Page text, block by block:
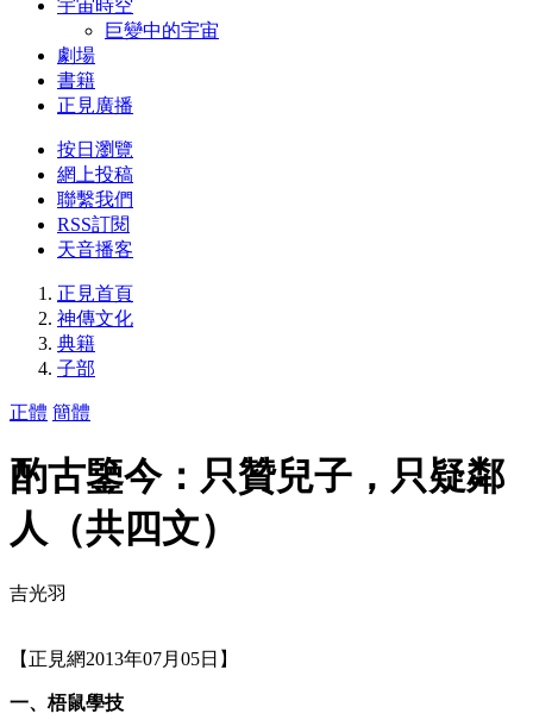
宇宙時空
巨變中的宇宙
劇場
書籍
正見廣播
按日瀏覽
網上投稿
聯繫我們
RSS訂閱
天音播客
正見首頁
神傳文化
典籍
子部
正體 簡體
酌古鑒今：只贊兒子，只疑鄰
人（共四文）
吉光羽
【正見網2013年07月05日】
一、梧鼠學技